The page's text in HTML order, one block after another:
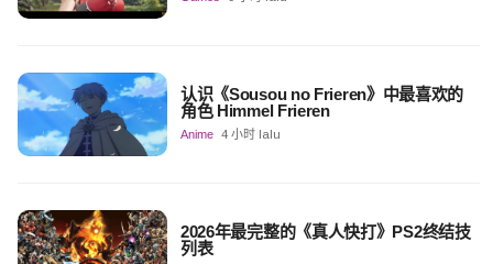
认识《Sousou no Frieren》中最喜欢的
角色 Himmel Frieren
Anime 4 小时 lalu
2026年最完整的《真人快打》PS2终结技
列表